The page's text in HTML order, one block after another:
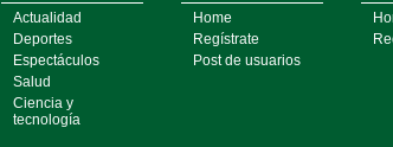
Actualidad
Deportes
Espectáculos
Salud
Ciencia y
tecnología
Home
Regístrate
Post de usuarios